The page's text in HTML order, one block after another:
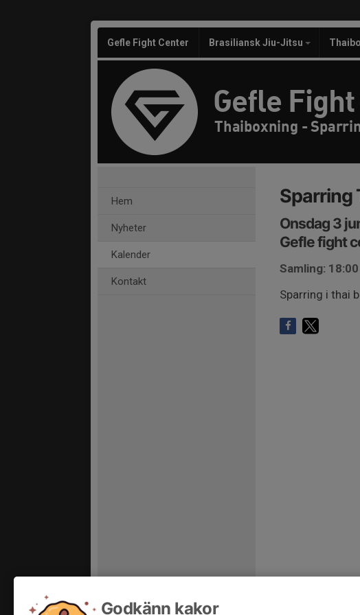
Gefle Fight Center Brasiliansk Jiu-Jitsu
Gefle
Thaiboxning -
Hem
Nyheter
Kalender
Kontakt
Sparring
Onsdag 3
Gefle fight
Samling: 18:00
Sparring i thai
Godkänn kakor